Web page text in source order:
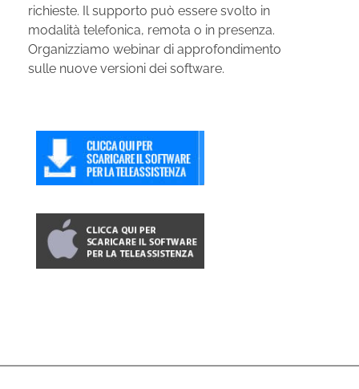
richieste. Il supporto può essere svolto in
modalità telefonica, remota o in presenza.
Organizziamo webinar di approfondimento
sulle nuove versioni dei software.